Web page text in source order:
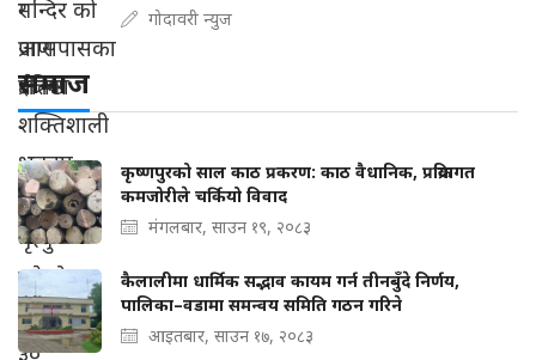
गोदावरी न्युज
समाज
कृष्णपुरको साल काठ प्रकरण: काठ वैधानिक, प्रक्रियागत
कमजोरीले चर्कियो विवाद
मंगलबार, साउन १९, २०८३
कैलालीमा धार्मिक सद्भाव कायम गर्न तीनबुँदे निर्णय,
पालिका–वडामा समन्वय समिति गठन गरिने
आइतबार, साउन १७, २०८३